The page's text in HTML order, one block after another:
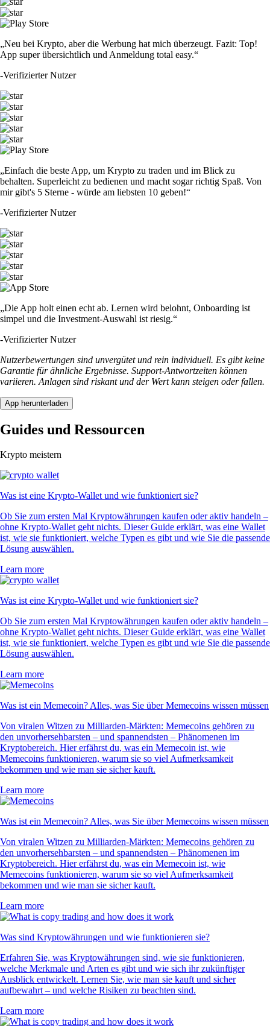
„Neu bei Krypto, aber die Werbung hat mich überzeugt. Fazit: Top!
App super übersichtlich und Anmeldung total easy.“
-Verifizierter Nutzer
„Einfach die beste App, um Krypto zu traden und im Blick zu
behalten. Superleicht zu bedienen und macht sogar richtig Spaß. Von
mir gibt's 5 Sterne - würde am liebsten 10 geben!“
-Verifizierter Nutzer
„Die App holt einen echt ab. Lernen wird belohnt, Onboarding ist
simpel und die Investment-Auswahl ist riesig.“
-Verifizierter Nutzer
Nutzerbewertungen sind unvergütet und rein individuell. Es gibt keine
Garantie für ähnliche Ergebnisse. Support-Antwortzeiten können
variieren. Anlagen sind riskant und der Wert kann steigen oder fallen.
App herunterladen
Guides und Ressourcen
Krypto meistern
Was ist eine Krypto-Wallet und wie funktioniert sie?
Ob Sie zum ersten Mal Kryptowährungen kaufen oder aktiv handeln –
ohne Krypto-Wallet geht nichts. Dieser Guide erklärt, was eine Wallet
ist, wie sie funktioniert, welche Typen es gibt und wie Sie die passende
Lösung auswählen.
Learn more
Was ist eine Krypto-Wallet und wie funktioniert sie?
Ob Sie zum ersten Mal Kryptowährungen kaufen oder aktiv handeln –
ohne Krypto-Wallet geht nichts. Dieser Guide erklärt, was eine Wallet
ist, wie sie funktioniert, welche Typen es gibt und wie Sie die passende
Lösung auswählen.
Learn more
Was ist ein Memecoin? Alles, was Sie über Memecoins wissen müssen
Von viralen Witzen zu Milliarden-Märkten: Memecoins gehören zu
den unvorhersehbarsten – und spannendsten – Phänomenen im
Kryptobereich. Hier erfährst du, was ein Memecoin ist, wie
Memecoins funktionieren, warum sie so viel Aufmerksamkeit
bekommen und wie man sie sicher kauft.
Learn more
Was ist ein Memecoin? Alles, was Sie über Memecoins wissen müssen
Von viralen Witzen zu Milliarden-Märkten: Memecoins gehören zu
den unvorhersehbarsten – und spannendsten – Phänomenen im
Kryptobereich. Hier erfährst du, was ein Memecoin ist, wie
Memecoins funktionieren, warum sie so viel Aufmerksamkeit
bekommen und wie man sie sicher kauft.
Learn more
Was sind Kryptowährungen und wie funktionieren sie?
Erfahren Sie, was Kryptowährungen sind, wie sie funktionieren,
welche Merkmale und Arten es gibt und wie sich ihr zukünftiger
Ausblick entwickelt. Lernen Sie, wie man sie kauft und sicher
aufbewahrt – und welche Risiken zu beachten sind.
Learn more